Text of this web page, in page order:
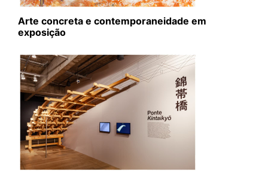
Arte concreta e contemporaneidade em
exposição